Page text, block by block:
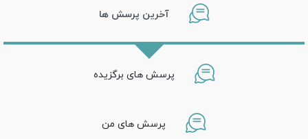
آخرین پرسش ها
پرسش های برگزیده
پرسش های من